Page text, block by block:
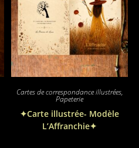
Cartes de correspondance illustrées,
Papeterie
✦Carte illustrée- Modèle
L’Affranchie✦